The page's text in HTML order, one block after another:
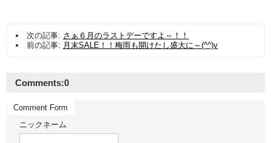
次の記事: さぁ６月のラストデーですよ～！！
前の記事: 月末SALE！！梅雨も開けたし盛大に～(^^)v
Comments:0
Comment Form
ニックネーム